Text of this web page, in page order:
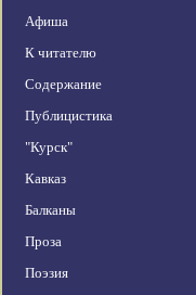
Афиша
К читателю
Содержание
Публицистика
"Курск"
Кавказ
Балканы
Проза
Поэзия